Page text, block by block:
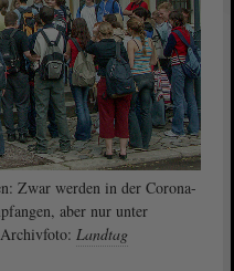
Zwar werden in der Corona-
aber nur unter
Landtag